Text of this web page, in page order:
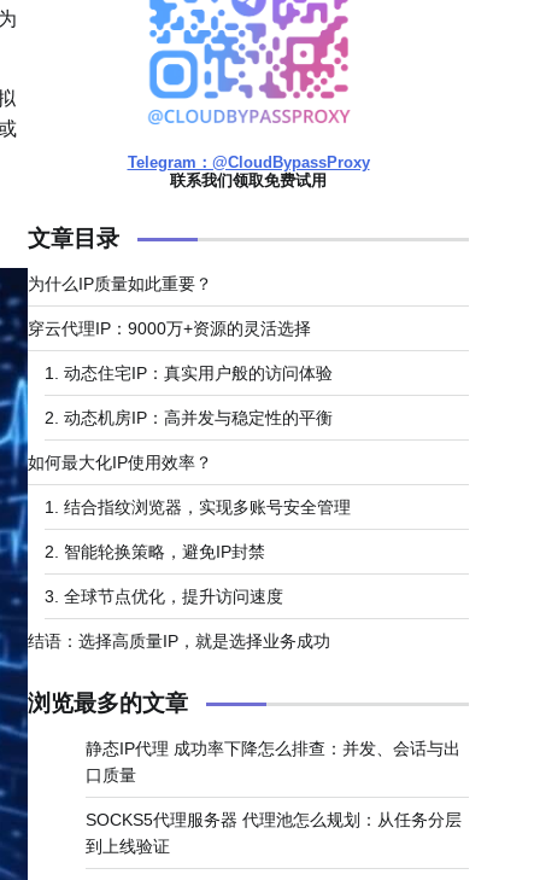
Telegram：@CloudBypassProxy
联系我们领取免费试用
文章目录
为什么IP质量如此重要？
穿云代理IP：9000万+资源的灵活选择
1. ​​动态住宅IP：真实用户般的访问体验​​
2. ​​动态机房IP：高并发与稳定性的平衡​​
如何最大化IP使用效率？
1. ​​结合指纹浏览器，实现多账号安全管理​​
2. ​​智能轮换策略，避免IP封禁​​
3. ​​全球节点优化，提升访问速度​​
结语：选择高质量IP，就是选择业务成功
浏览最多的文章
静态IP代理 成功率下降怎么排查：并发、会话与出
口质量
SOCKS5代理服务器 代理池怎么规划：从任务分层
到上线验证